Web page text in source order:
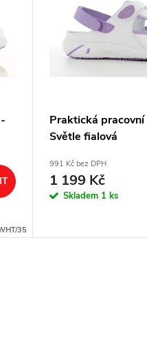
35
Praktická pracovní
Světle fialová
991 Kč bez DPH
1 199 Kč
Skladem 1 ks